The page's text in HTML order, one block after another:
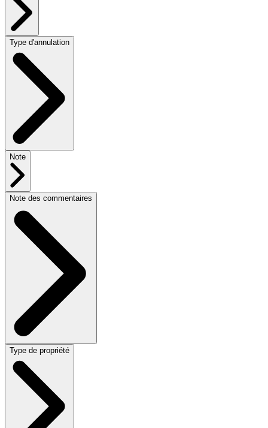
Type d'annulation
Note
Note des commentaires
Type de propriété